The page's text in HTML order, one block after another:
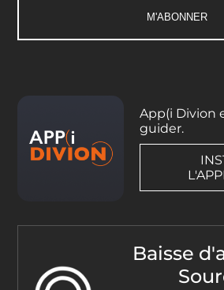
App(i Divion
guider.
Baisse